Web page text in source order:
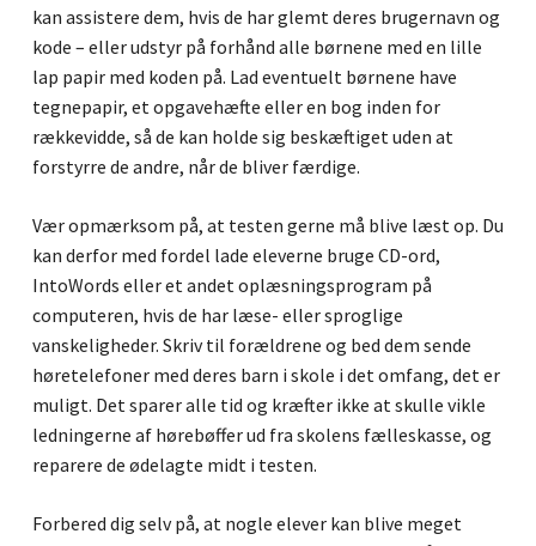
kan assistere dem, hvis de har glemt deres brugernavn og
kode – eller udstyr på forhånd alle børnene med en lille
lap papir med koden på. Lad eventuelt børnene have
tegnepapir, et opgavehæfte eller en bog inden for
rækkevidde, så de kan holde sig beskæftiget uden at
forstyrre de andre, når de bliver færdige.
Vær opmærksom på, at testen gerne må blive læst op. Du
kan derfor med fordel lade eleverne bruge CD-ord,
IntoWords eller et andet oplæsningsprogram på
computeren, hvis de har læse- eller sproglige
vanskeligheder. Skriv til forældrene og bed dem sende
høretelefoner med deres barn i skole i det omfang, det er
muligt. Det sparer alle tid og kræfter ikke at skulle vikle
ledningerne af hørebøffer ud fra skolens fælleskasse, og
reparere de ødelagte midt i testen.
Forbered dig selv på, at nogle elever kan blive meget